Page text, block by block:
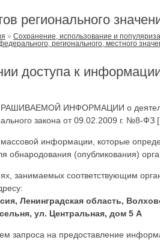
регионального
» Сохранение, использование и
регионального, местного
доступа к
ИНФОРМАЦИИ о
закона от 09.02.2009 г. №8-ФЗ
массовой информации, которые
обнародования (опубликования)
занимаемых соответствующим
Ленинградская область,
ул. Центральная, дом 5 А
запроса на предоставление